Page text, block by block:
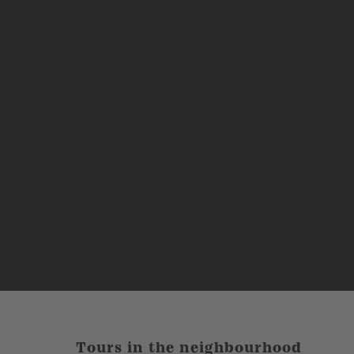
Tours in the neighbourhood